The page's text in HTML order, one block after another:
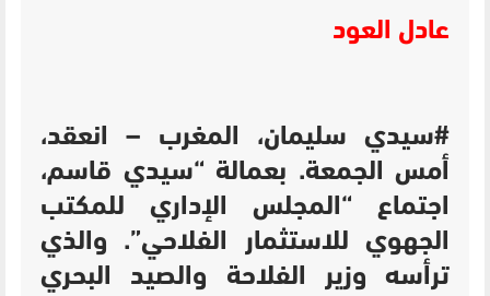
عادل العود
#سيدي سليمان، المغرب – انعقد،
أمس الجمعة. بعمالة “سيدي قاسم،
اجتماع “المجلس الإداري للمكتب
الجهوي للاستثمار الفلاحي”. والذي
ترأسه وزير الفلاحة والصيد البحري